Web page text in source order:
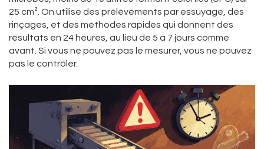
25 cm². On utilise des prélèvements par essuyage, des
rinçages, et des méthodes rapides qui donnent des
résultats en 24 heures, au lieu de 5 à 7 jours comme
avant. Si vous ne pouvez pas le mesurer, vous ne pouvez
pas le contrôler.